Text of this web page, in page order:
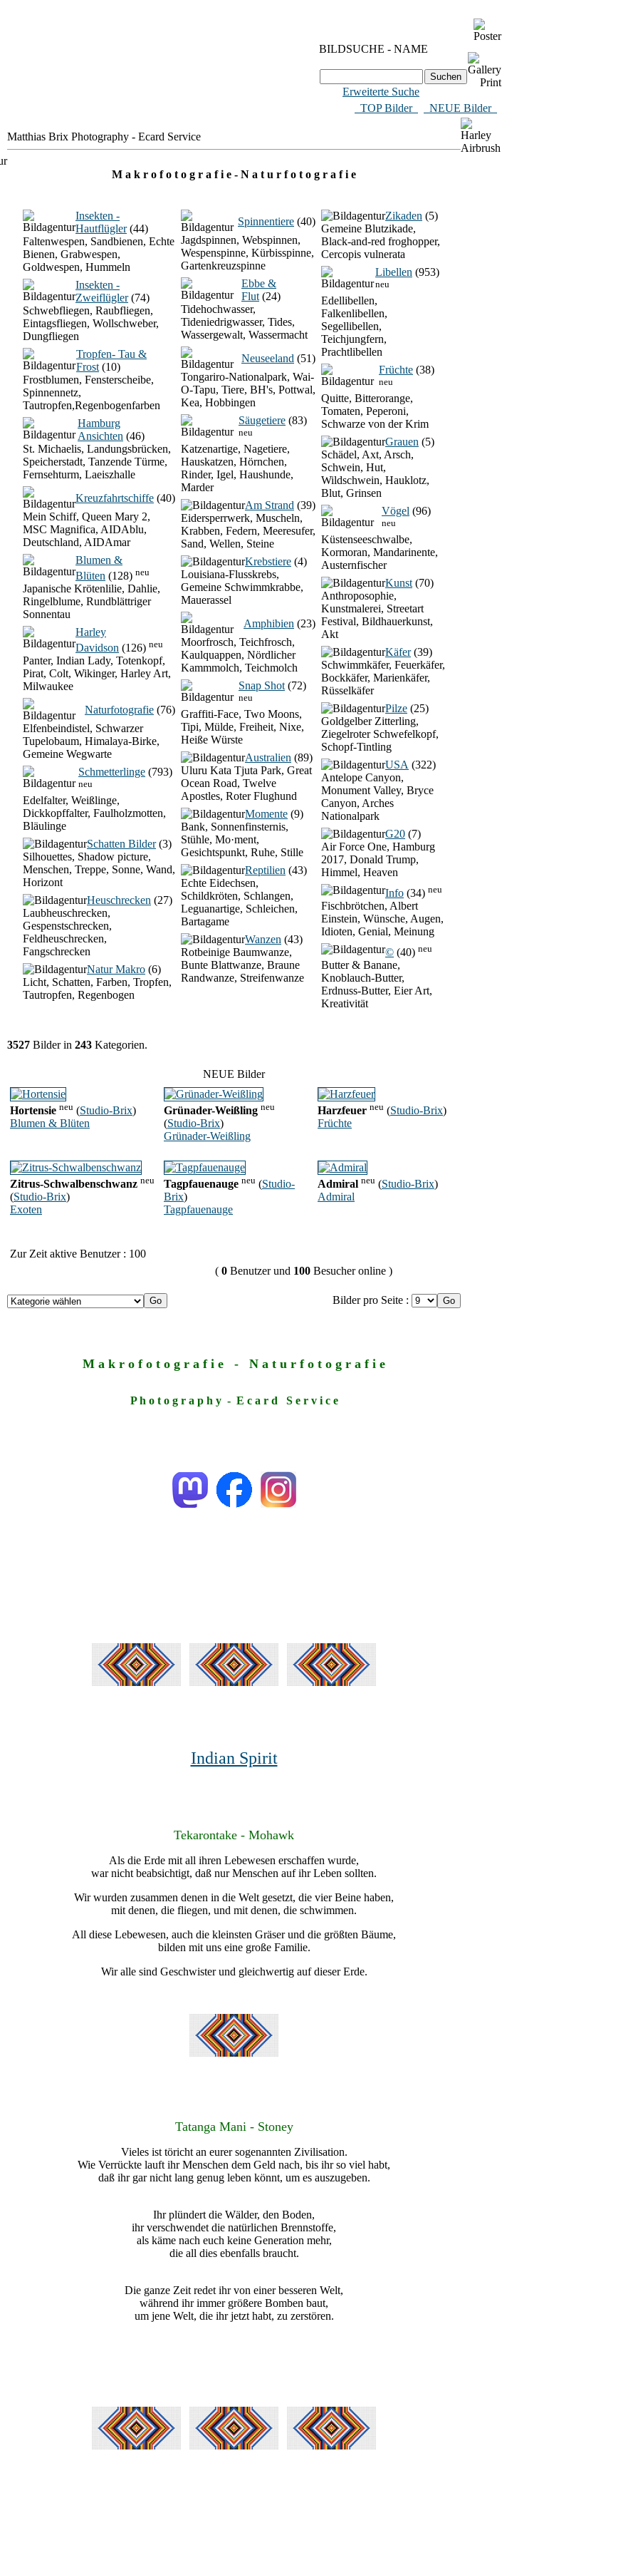
BILDSUCHE - NAME
Erweiterte Suche
​ TOP Bilder
NEUE Bilder
Matthias Brix Photography - Ecard Service
M a k r o f o t o g r a f i e - N a t u r f o t o g r a f i e
Insekten -
Hautflügler(44)
Faltenwespen, Sandbienen, Echte
Bienen, Grabwespen,
Goldwespen, Hummeln
Insekten -
Zweiflügler(74)
Schwebfliegen, Raubfliegen,
Eintagsfliegen, Wollschweber,
Dungfliegen
Tropfen- Tau &
Frost (10)
Frostblumen, Fensterscheibe,
Spinnennetz,
Tautropfen,Regenbogenfarben
Hamburg
Ansichten (46)
St. Michaelis, Landungsbrücken,
Speicherstadt, Tanzende Türme,
Fernsehturm, Laeiszhalle
Kreuzfahrtschiffe (40)
Mein Schiff, Queen Mary 2,
MSC Magnifica, AIDAblu,
Deutschland, AIDAmar
Blumen &
Blüten (128) neu
Japanische Krötenlilie, Dahlie,
Ringelblume, Rundblättriger
Sonnentau
Harley
Davidson (126) neu
Panter, Indian Lady, Totenkopf,
Pirat, Colt, Wikinger, Harley Art,
Milwaukee
Naturfotografie (76)
Elfenbeindistel, Schwarzer
Tupelobaum, Himalaya-Birke,
Gemeine Wegwarte
Schmetterlinge (793)
neu
Edelfalter, Weißlinge,
Dickkopffalter, Faulholzmotten,
Bläulinge
Schatten Bilder(3)
Silhouettes, Shadow picture,
Menschen, Treppe, Sonne, Wand,
Horizont
Heuschrecken (27)
Laubheuschrecken,
Gespenstschrecken,
Feldheuschrecken,
Fangschrecken
Natur Makro (6)
Licht, Schatten, Farben, Tropfen,
Tautropfen, Regenbogen
Spinnentiere (40)
Jagdspinnen, Webspinnen,
Wespenspinne, Kürbisspinne,
Gartenkreuzspinne
Ebbe &
Flut (24)
Tidehochwasser,
Tideniedrigwasser, Tides,
Wassergewalt, Wassermacht
Neuseeland (51)
Tongariro-Nationalpark, Wai-
O-Tapu, Tiere, BH's, Pottwal,
Kea, Hobbingen
Säugetiere (83)
neu
Katzenartige, Nagetiere,
Hauskatzen, Hörnchen,
Rinder, Igel, Haushunde,
Marder
Am Strand (39)
Eidersperrwerk, Muscheln,
Krabben, Federn, Meeresufer,
Sand, Wellen, Steine
Krebstiere (4)
Louisiana-Flusskrebs,
Gemeine Schwimmkrabbe,
Mauerassel
Amphibien (23)
Moorfrosch, Teichfrosch,
Kaulquappen, Nördlicher
Kammmolch, Teichmolch
Snap Shot (72)
neu
Graffiti-Face, Two Moons,
Tipi, Mülde, Freiheit, Nixe,
Heiße Würste
Australien (89)
Uluru Kata Tjuta Park, Great
Ocean Road, Twelve
Apostles, Roter Flughund
Momente (9)
Bank, Sonnenfinsternis,
Stühle, Mo·ment,
Gesichtspunkt, Ruhe, Stille
Reptilien (43)
Echte Eidechsen,
Schildkröten, Schlangen,
Leguanartige, Schleichen,
Bartagame
Wanzen (43)
Rotbeinige Baumwanze,
Bunte Blattwanze, Braune
Randwanze, Streifenwanze
Zikaden (5)
Gemeine Blutzikade,
Black-and-red froghopper,
Cercopis vulnerata
Libellen (953)
neu
Edellibellen,
Falkenlibellen,
Segellibellen,
Teichjungfern,
Prachtlibellen
Früchte (38)
neu
Quitte, Bitterorange,
Tomaten, Peperoni,
Schwarze von der Krim
Grauen (5)
Schädel, Axt, Arsch,
Schwein, Hut,
Wildschwein, Hauklotz,
Blut, Grinsen
Vögel (96)
neu
Küstenseeschwalbe,
Kormoran, Mandarinente,
Austernfischer
Kunst (70)
Anthroposophie,
Kunstmalerei, Streetart
Festival, Bildhauerkunst,
Akt
Käfer(39)
Schwimmkäfer, Feuerkäfer,
Bockkäfer, Marienkäfer,
Rüsselkäfer
Pilze (25)
Goldgelber Zitterling,
Ziegelroter Schwefelkopf,
Schopf-Tintling
USA (322)
Antelope Canyon,
Monument Valley, Bryce
Canyon, Arches
Nationalpark
G20 (7)
Air Force One, Hamburg
2017, Donald Trump,
Himmel, Heaven
Info (34) neu
Fischbrötchen, Albert
Einstein, Wünsche, Augen,
Idioten, Genial, Meinung
© (40) neu
Butter & Banane,
Knoblauch-Butter,
Erdnuss-Butter, Eier Art,
Kreativität
3527 Bilder in 243 Kategorien.
NEUE Bilder
Hortensie neu (Studio-Brix)
Blumen & Blüten
Grünader-Weißling neu
(Studio-Brix)
Grünader-Weißling
Harzfeuer neu (Studio-Brix)
Früchte
Zitrus-Schwalbenschwanz neu
(Studio-Brix)
Exoten
Tagpfauenauge neu (Studio-
Brix)
Tagpfauenauge
Admiral neu (Studio-Brix)
Admiral
Zur Zeit aktive Benutzer : 100
( 0 Benutzer und 100 Besucher online )
Bilder pro Seite :
M a k r o f o t o g r a f i e - N a t u r f o t o g r a f i e
P h o t o g r a p h y - E c a r d S e r v i c e
Indian Spirit
Tekarontake - Mohawk
Als die Erde mit all ihren Lebewesen erschaffen wurde,
war nicht beabsichtigt, daß nur Menschen auf ihr Leben sollten.
Wir wurden zusammen denen in die Welt gesetzt, die vier Beine haben,
mit denen, die fliegen, und mit denen, die schwimmen.
All diese Lebewesen, auch die kleinsten Gräser und die größten Bäume,
bilden mit uns eine große Familie.
Wir alle sind Geschwister und gleichwertig auf dieser Erde.
Tatanga Mani - Stoney
Vieles ist töricht an eurer sogenannten Zivilisation.
Wie Verrückte lauft ihr Menschen dem Geld nach, bis ihr so viel habt,
daß ihr gar nicht lang genug leben könnt, um es auszugeben.
Ihr plündert die Wälder, den Boden,
ihr verschwendet die natürlichen Brennstoffe,
als käme nach euch keine Generation mehr,
die all dies ebenfalls braucht.
Die ganze Zeit redet ihr von einer besseren Welt,
während ihr immer größere Bomben baut,
um jene Welt, die ihr jetzt habt, zu zerstören.